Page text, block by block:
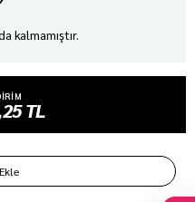
kalmamıştır.
TL